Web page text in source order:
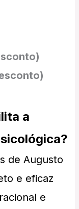
a
de Augusto
e eficaz
e